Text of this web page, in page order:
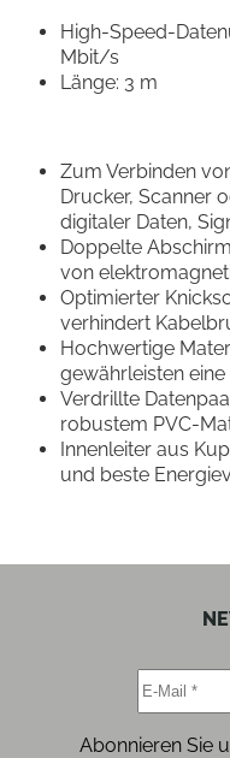
High-Speed-
Mbit/s
Länge: 3 m
Zum Verbinden
Drucker, Scanner
digitaler Daten,
Doppelte
von
Optimierter
verhindert
Hochwertige
gewährleisten
Verdrillte
robustem PVC-
Innenleiter aus
und beste
Abonnieren Sie